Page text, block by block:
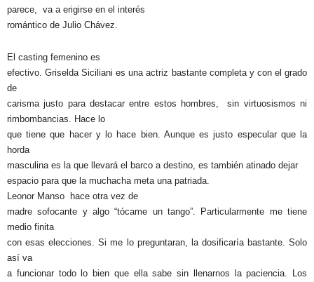
parece,
va a erigirse en el interés
romántico de Julio Chávez.
El casting femenino es
efectivo. Griselda Siciliani es una actriz bastante completa y con el grado
de
carisma justo para destacar entre estos hombres,
sin virtuosismos ni
rimbombancias. Hace lo
que tiene que hacer y lo hace bien. Aunque es justo especular que la
horda
masculina es la que llevará el barco a destino, es también atinado dejar
espacio para que la muchacha meta una patriada.
Leonor Manso hace otra vez de
madre sofocante y algo “tócame un tango”. Particularmente me tiene
medio finita
con esas elecciones. Si me lo preguntaran, la dosificaría bastante. Solo
así va
a funcionar todo lo bien que ella sabe sin llenarnos la paciencia. Los